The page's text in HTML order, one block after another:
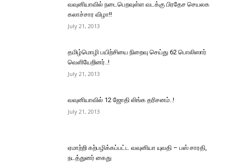
வவுனியாவில் நடைபெறவுள்ள வடக்கு பிரதேச செயலக
கலாச்சார விழா!!
July 21, 2013
தமிழ்மொழி பயிற்சியை நிறைவு செய்து 62 பொலிஸார்
வெளியேறினர்..!
July 21, 2013
வவுனியாவில் 12 ஜோதி லிங்க தரிசனம்..!
July 21, 2013
ஏமாற்றி கற்பழிக்கப்பட்ட வவுனியா யுவதி – பஸ் சாரதி,
நடத்துனர் கைது